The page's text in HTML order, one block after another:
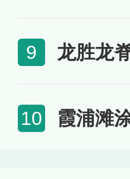
9 龙胜龙
10 霞浦滩